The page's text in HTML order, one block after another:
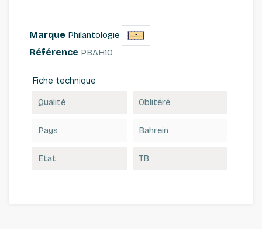
Marque Philantologie
Référence PBAH10
Fiche technique
Qualité Oblitéré
Pays Bahreïn
Etat TB